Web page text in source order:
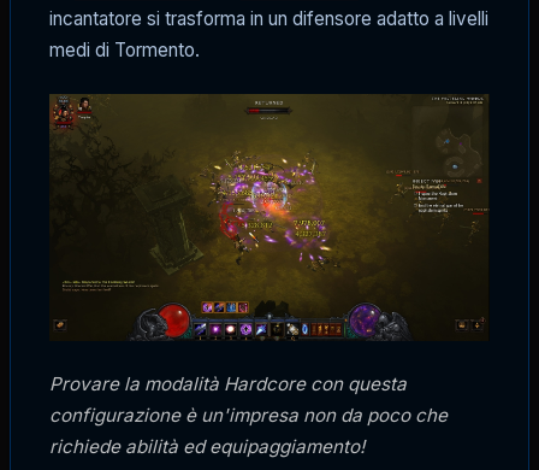
incantatore si trasforma in un difensore adatto a livelli
medi di Tormento.
Provare la modalità Hardcore con questa
configurazione è un'impresa non da poco che
richiede abilità ed equipaggiamento!